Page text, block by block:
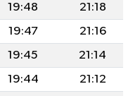
19:48
21:18
19:47
21:16
19:45
21:14
19:44
21:12